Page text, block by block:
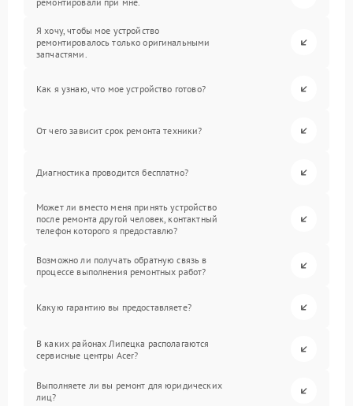
Я хочу, чтобы мое устройство
ремонтировалось только оригинальными
запчастями.
Как я узнаю, что мое устройство готово?
От чего зависит срок ремонта техники?
Диагностика проводится бесплатно?
Может ли вместо меня принять устройство
после ремонта другой человек, контактный
телефон которого я предоставлю?
Возможно ли получать обратную связь в
процессе выполнения ремонтных работ?
Какую гарантию вы предоставляете?
В каких районах Липецка располагаются
сервисные центры Acer?
Выполняете ли вы ремонт для юридических
лиц?